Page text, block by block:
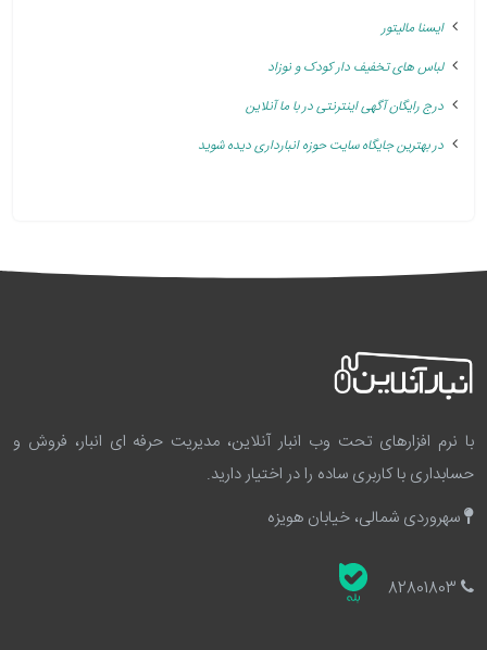
ایسنا مالیتور
لباس های تخفیف دار کودک و نوزاد
درج رایگان آگهی اینترنتی در با ما آنلاین
در بهترین جایگاه سایت حوزه انبارداری دیده شوید
با نرم افزارهای تحت وب انبار آنلاین، مدیریت حرفه ای انبار، فروش و
حسابداری با کاربری ساده را در اختیار دارید.
سهروردی شمالی، خیابان هویزه